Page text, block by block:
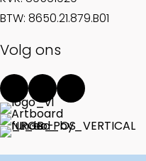
BTW: 8650.21.879.B01
Volg ons